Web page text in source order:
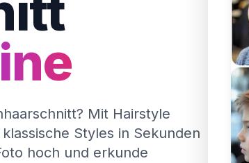
Mit Hairstyle
Styles in Sekunden
hoch und erkunde